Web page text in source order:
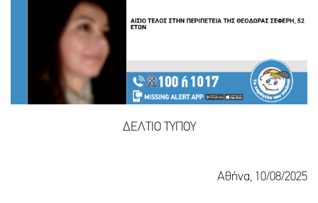
ΔΕΛΤΙΟ ΤΥΠΟΥ
Αθήνα, 10/08/2025